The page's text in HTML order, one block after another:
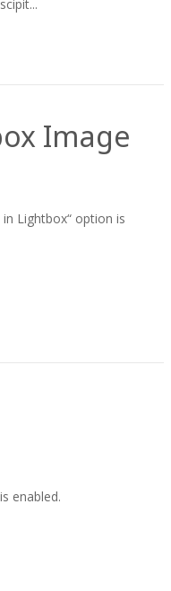
Image
Lightbox“ option is
enabled.